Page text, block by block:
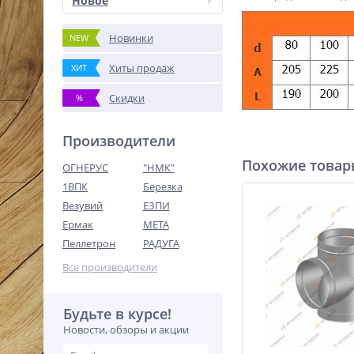
NEW Новинки
ХИТ Хиты продаж
% Скидки
Производители
ОГНЕРУС
"НМК"
1ВПК
Березка
Везувий
ЕЗПИ
Ермак
МЕТА
Пеллетрон
РАДУГА
Все производители
Будьте в курсе!
Новости, обзоры и акции
Похожие